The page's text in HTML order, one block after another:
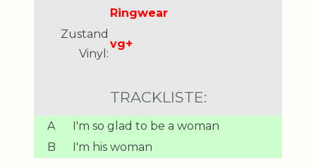
Ringwear
Zustand
Vinyl:
vg+
TRACKLISTE:
A
I'm so glad to be a woman
B
I'm his woman